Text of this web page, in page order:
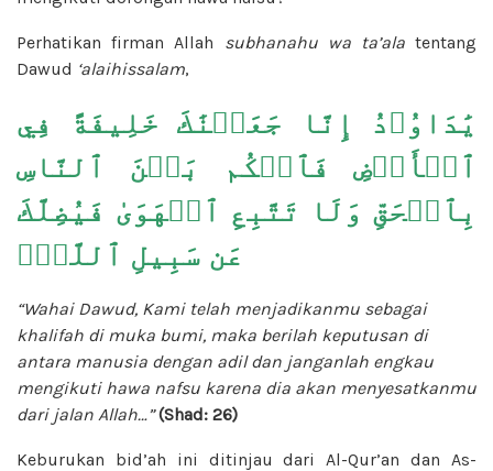
Perhatikan firman Allah subhanahu wa ta’alatentang
Dawud ‘alaihissalam,
يَٰدَاوُۥدُ إِنَّا جَعَلۡنَٰكَ خَلِيفَةً فِي
ٱلۡأَرۡضِ فَٱحۡكُم بَيۡنَ ٱلنَّاسِ
بِٱلۡحَقِّ وَلَا تَتَّبِعِ ٱلۡهَوَىٰ فَيُضِلَّكَ
عَن سَبِيلِ ٱللَّهِۚ
“Wahai Dawud, Kami telah menjadikanmu sebagai
khalifah di muka bumi, maka berilah keputusan di
antara manusia dengan adil dan janganlah engkau
mengikuti hawa nafsu karena dia akan menyesatkanmu
dari jalan Allah…” (Shad: 26)
Keburukan bid’ah ini ditinjau dari Al-Qur’an dan As-